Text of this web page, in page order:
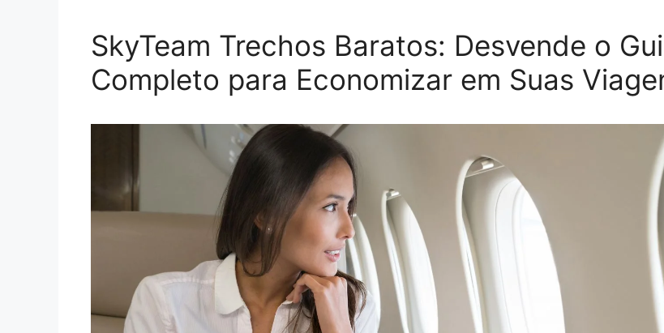
SkyTeam Trechos Baratos: Desvende o
Completo para Economizar em Suas